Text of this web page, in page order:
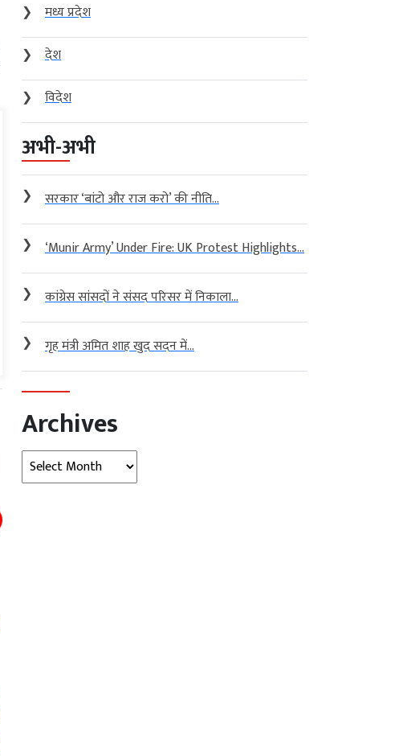
❯
मध्य प्रदेश
❯
देश
❯
विदेश
अभी-अभी
❯ सरकार ‘बांटो और राज करो’ की नीति...
❯ ‘Munir Army’ Under Fire: UK Protest Highlights...
❯ कांग्रेस सांसदों ने संसद परिसर में निकाला...
❯ गृह मंत्री अमित शाह खुद सदन में...
Archives
Archives